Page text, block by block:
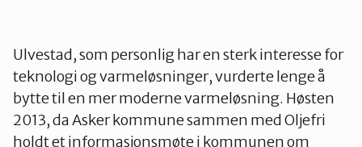
Ulvestad, som personlig har en sterk interesse for
teknologi og varmeløsninger, vurderte lenge å
bytte til en mer moderne varmeløsning. Høsten
2013, da Asker kommune sammen med Oljefri
holdt et informasjonsmøte i kommunen om